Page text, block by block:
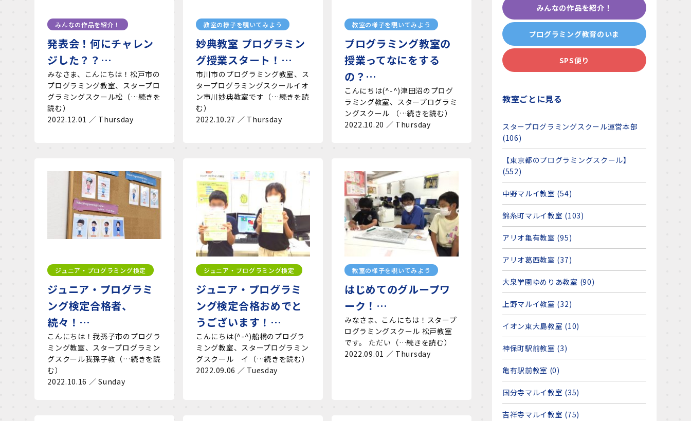
みんなの作品を紹介！
発表会！何にチャレン
ジした？？…
みなさま、こんにちは！松戸市の
プログラミング教室、スタープロ
グラミングスクール松（…続きを
読む）
2022.12.01 ／ Thursday
教室の様子を覗いてみよう
妙典教室 プログラミン
グ授業スタート！…
市川市のプログラミング教室、ス
タープログラミングスクールイオ
ン市川妙典教室です（…続きを読
む）
2022.10.27 ／ Thursday
教室の様子を覗いてみよう
プログラミング教室の
授業ってなにをする
の？…
こんにちは(^-^)津田沼のプログ
ラミング教室、スタープログラミ
ングスクール （…続きを読む）
2022.10.20 ／ Thursday
ジュニア・プログラミング検定
ジュニア・プログラミ
ング検定合格者、
続々！…
こんにちは！我孫子市のプログラ
ミング教室、スタープログラミン
グスクール我孫子教（…続きを読
む）
2022.10.16 ／ Sunday
ジュニア・プログラミング検定
ジュニア・プログラミ
ング検定合格おめでと
うございます！…
こんにちは(^-^)船橋のプログラ
ミング教室、スタープログラミン
グスクール イ（…続きを読む）
2022.09.06 ／ Tuesday
教室の様子を覗いてみよう
はじめてのグループワ
ーク！…
みなさま、こんにちは！スタープ
ログラミングスクール 松戸教室
です。 ただい（…続きを読む）
2022.09.01 ／ Thursday
みんなの作品を紹介！
プログラミング教育のいま
SPS便り
教室ごとに見る
スタープログラミングスクール運営本部
(106)
【東京都のプログラミングスクール】
(552)
中野マルイ教室 (54)
錦糸町マルイ教室 (103)
アリオ亀有教室 (95)
アリオ葛西教室 (37)
大泉学園ゆめりあ教室 (90)
上野マルイ教室 (32)
イオン東大島教室 (10)
神保町駅前教室 (3)
亀有駅前教室 (0)
国分寺マルイ教室 (35)
吉祥寺マルイ教室 (75)